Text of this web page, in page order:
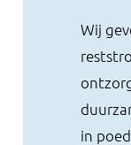
Wij
in